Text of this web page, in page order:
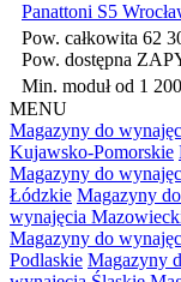
Panattoni S5
Pow. całkowita 62
Pow. dostępna
Min. modułod 1
MENU
Magazyny do
Kujawsko-Pomorskie
Magazyny do
Łódzkie Magazyny
wynajęcia
Magazyny do
Podlaskie Magazyny